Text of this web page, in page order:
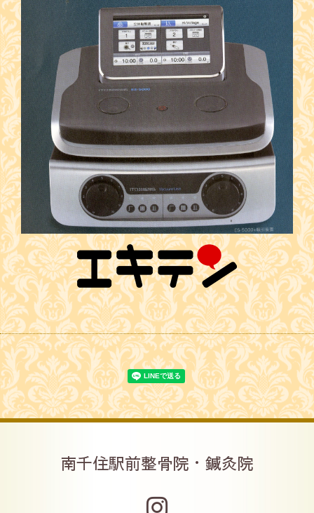
南千住駅前整骨院・鍼灸院